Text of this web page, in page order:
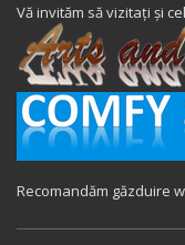
Vă invităm să vizitați și
Recomandăm găzduire